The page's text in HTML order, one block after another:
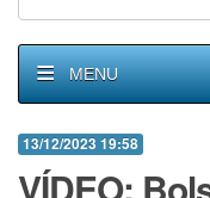
MENU
13/12/2023 19:58